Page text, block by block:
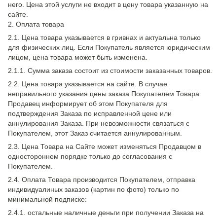
него. Цена этой услуги не входит в цену товара указанную на
сайте.
2. Оплата товара
2.1. Цена товара указывается в гривнах и актуальна только
для физических лиц. Если Покупатель является юридическим
лицом, цена товара может быть изменена.
2.1.1. Сумма заказа состоит из стоимости заказанных товаров.
2.2. Цена товара указывается на сайте. В случае
неправильного указания цены заказа Покупателем Товара
Продавец информирует об этом Покупателя для
подтверждения Заказа по исправленной цене или
аннулирования Заказа. При невозможности связаться с
Покупателем, этот Заказ считается аннулированным.
2.3. Цена Товара на Сайте может изменяться Продавцом в
одностороннем порядке только до согласования с
Покупателем.
2.4. Оплата Товара производится Покупателем, отправка
индивидуалиных заказов (картин по фото) только по
минимальной подписке:
2.4.1. остальные наличные деньги при получении Заказа на